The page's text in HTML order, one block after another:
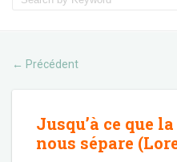
← Précédent
Jusqu’à ce que
nous sépare